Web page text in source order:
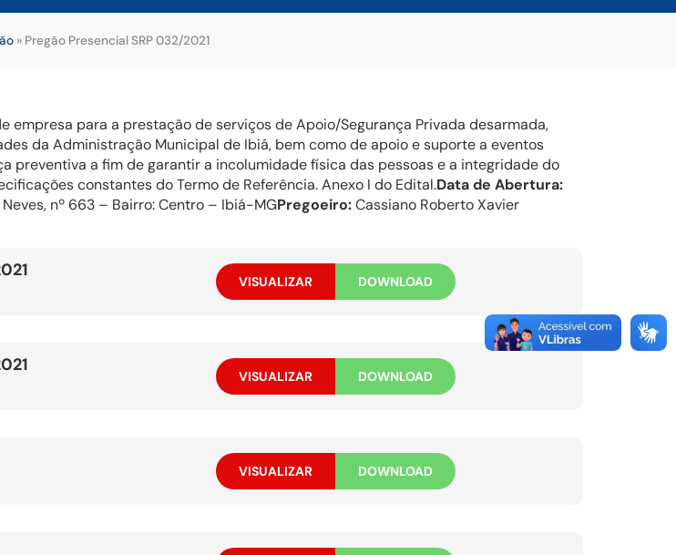
» Pregão Presencial SRP 032/2021
empresa para a prestação de serviços de Apoio/Segurança Privada desarmada,
da Administração Municipal de Ibiá, bem como de apoio e suporte a eventos
preventiva a fim de garantir a incolumidade física das pessoas e a integridade do
constantes do Termo de Referência. Anexo I do Edital.Data de Abertura:
nº 663 – Bairro: Centro – Ibiá-MGPregoeiro:Cassiano Roberto Xavier
VISUALIZAR DOWNLOAD
VISUALIZAR DOWNLOAD
VISUALIZAR DOWNLOAD